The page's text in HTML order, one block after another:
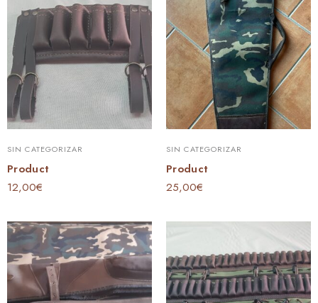
SIN CATEGORIZAR
Product
12,00€
SIN CATEGORIZAR
Product
25,00€